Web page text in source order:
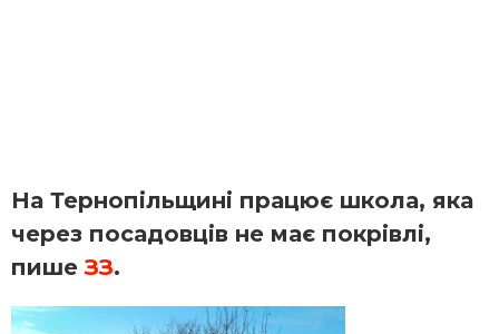
На Тернопільщині працює школа, яка
через посадовців не має покрівлі,
пишеЗЗ.